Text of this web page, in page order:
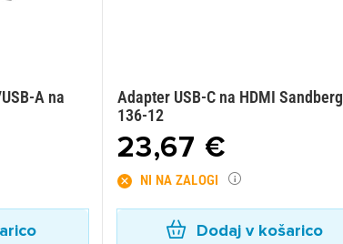
A na
Adapter USB-C na HDMI Sandberg
136-12
23,67 €
NI NA ZALOGI
Dodaj v košarico